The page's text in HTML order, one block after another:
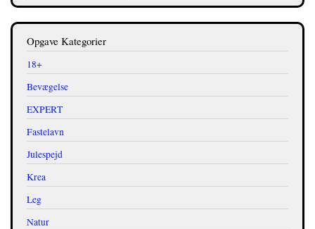
63
-
Usynlig
skrift
Opgave Kategorier
18+
Bevægelse
EXPERT
Fastelavn
Julespejd
Krea
Leg
Natur